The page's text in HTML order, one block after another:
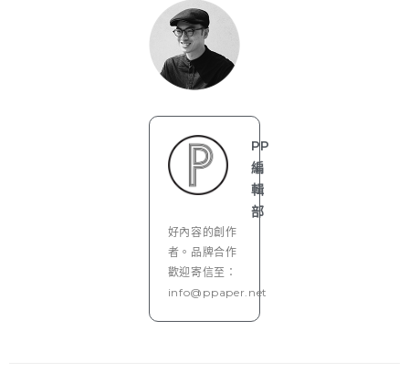
PP
編
輯
部
好內容的創作
者。品牌合作
歡迎寄信至：
info@ppaper.net